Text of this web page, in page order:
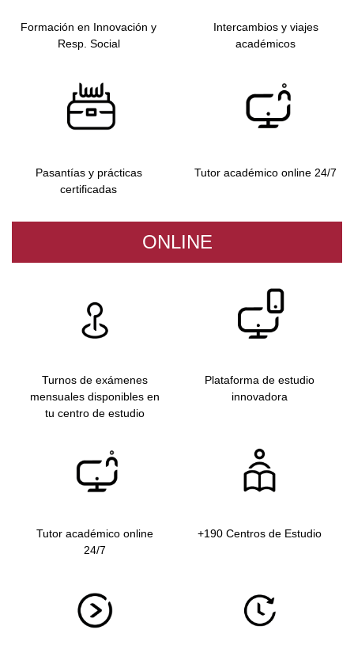
Formación en Innovación y
Resp. Social
Intercambios y viajes
académicos
Pasantías y prácticas
certificadas
Tutor académico online 24/7
ONLINE
Turnos de exámenes
mensuales disponibles en
tu centro de estudio
Plataforma de estudio
innovadora
Tutor académico online
24/7
+190 Centros de Estudio